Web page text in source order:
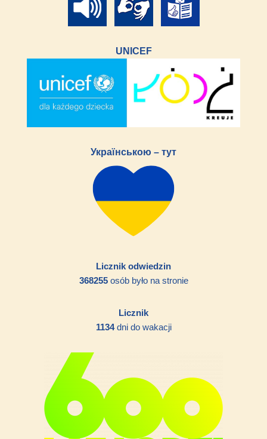
UNICEF
Українською – тут
Licznik odwiedzin
368255osób było na stronie
Licznik
1134dni do wakacji